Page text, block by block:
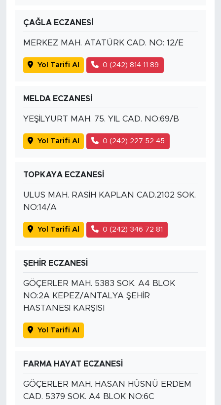
ÇAĞLA ECZANESİ
MERKEZ MAH. ATATÜRK CAD. NO: 12/E
Yol Tarifi Al 0 (242) 814 11 89
MELDA ECZANESİ
YEŞİLYURT MAH. 75. YIL CAD. NO:69/B
Yol Tarifi Al 0 (242) 227 52 45
TOPKAYA ECZANESİ
ULUS MAH. RASİH KAPLAN CAD.2102 SOK.
NO:14/A
Yol Tarifi Al 0 (242) 346 72 81
ŞEHİR ECZANESİ
GÖÇERLER MAH. 5383 SOK. A4 BLOK
NO:2A KEPEZ/ANTALYA ŞEHİR
HASTANESİ KARŞISI
Yol Tarifi Al
FARMA HAYAT ECZANESİ
GÖÇERLER MAH. HASAN HÜSNÜ ERDEM
CAD. 5379 SOK. A4 BLOK NO:6C